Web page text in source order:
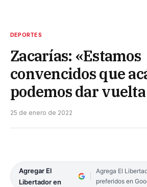
DEPORTES
Zacarías: «Estamos
convencidos que
podemos dar
25 de enero de 2022
Agregar El
Libertador en
Agrega El
preferidos en